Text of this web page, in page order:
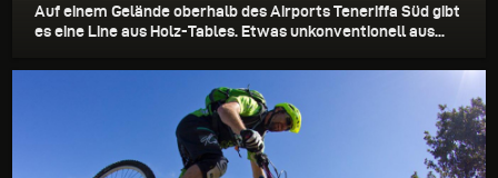
Auf einem Gelände oberhalb des Airports Teneriffa Süd gibt
es eine Line aus Holz-Tables. Etwas unkonventionell aus...